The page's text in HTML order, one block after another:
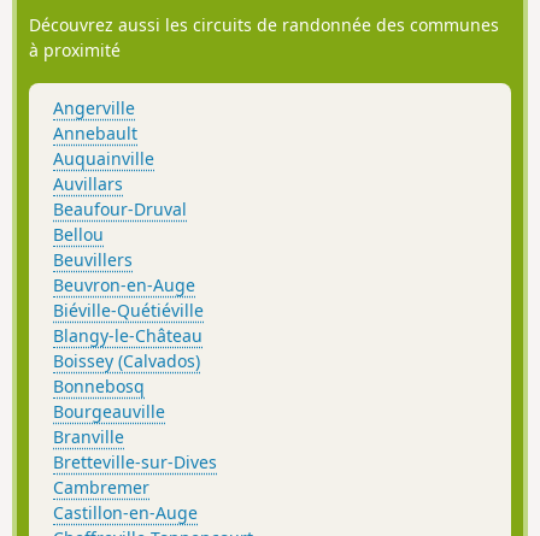
Découvrez aussi les circuits de randonnée des communes
à proximité
Angerville
Annebault
Auquainville
Auvillars
Beaufour-Druval
Bellou
Beuvillers
Beuvron-en-Auge
Biéville-Quétiéville
Blangy-le-Château
Boissey (Calvados)
Bonnebosq
Bourgeauville
Branville
Bretteville-sur-Dives
Cambremer
Castillon-en-Auge